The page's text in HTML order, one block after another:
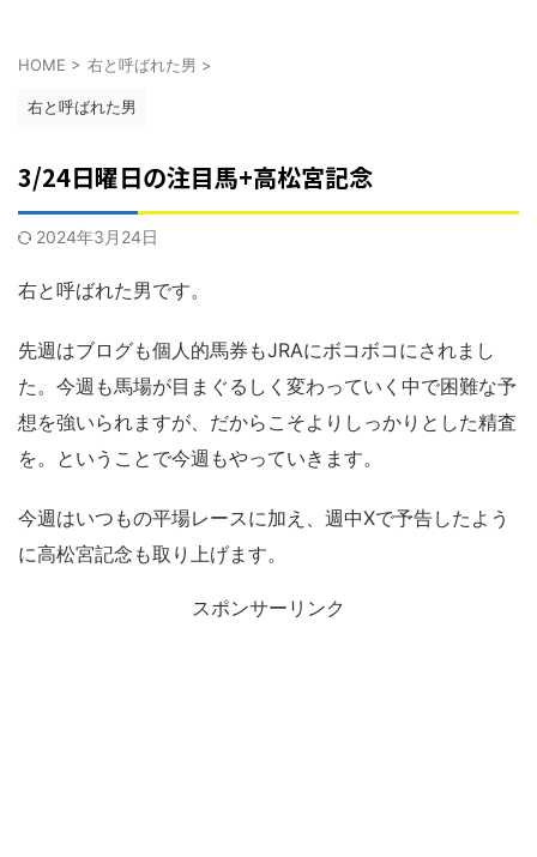
HOME > 右と呼ばれた男 >
右と呼ばれた男
3/24日曜日の注目馬+高松宮記念
2024年3月24日
右と呼ばれた男です。
先週はブログも個人的馬券もJRAにボコボコにされまし
た。今週も馬場が目まぐるしく変わっていく中で困難な予
想を強いられますが、だからこそよりしっかりとした精査
を。ということで今週もやっていきます。
今週はいつもの平場レースに加え、週中Xで予告したよう
に高松宮記念も取り上げます。
スポンサーリンク